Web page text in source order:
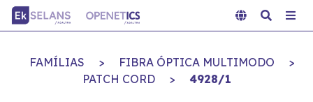
FAMÍLIAS > FIBRA ÓPTICA MULTIMODO
>
PATCH CORD
> 4928/1